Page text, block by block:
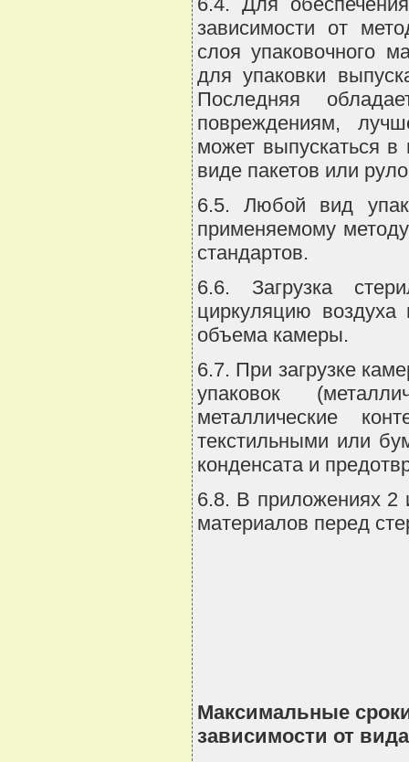
зависимости от
слоя упаковочного
для упаковки
Последняя
повреждениям,
может выпускаться
виде пакетов или
6.5. Любой вид
применяемому
стандартов.
6.6. Загрузка
циркуляцию
объема камеры.
6.7. При загрузке
упаковок
металлические
текстильными или
конденсата и
6.8. В приложениях 2
материалов перед
Максимальные
зависимости от